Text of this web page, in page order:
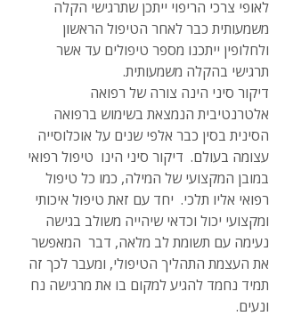
לאופי צרכי הריפוי ייתכן שתרגישי הקלה
משמעותית כבר לאחר הטיפול הראשון
ולחלופין ייתכנו מספר טיפולים עד אשר
תרגישי בהקלה משמעותית.
דיקור סיני הינה צורה של רפואה
אלטרנטיבית הנמצאת בשימוש ברפואה
הסינית בסין כבר אלפי שנים על אוכלוסייה
עצומה בעולם.  דיקור סיני הינו  טיפול רפואי
במובן המקצועי של המילה, כמו כל טיפול
רפואי אליו תלכי.  יחד עם זאת טיפול איכותי
ומקצועי יכול וכדאי שיהייה משולב בגישה
נעימה עם תשומת לב מלאה, דבר  המאפשר
את העצמת התהליך הטיפולי, ומעבר לכך זה
תמיד נחמד להגיע למקום בו את מרגישה נח
ונעים.